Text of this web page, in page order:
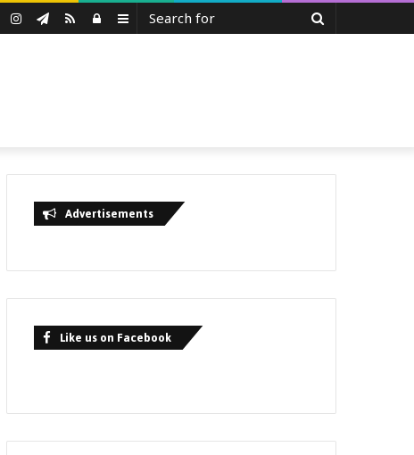
Sidebar
Log
RSS
Telegram
Instagram
Advertisements
Like us on Facebook